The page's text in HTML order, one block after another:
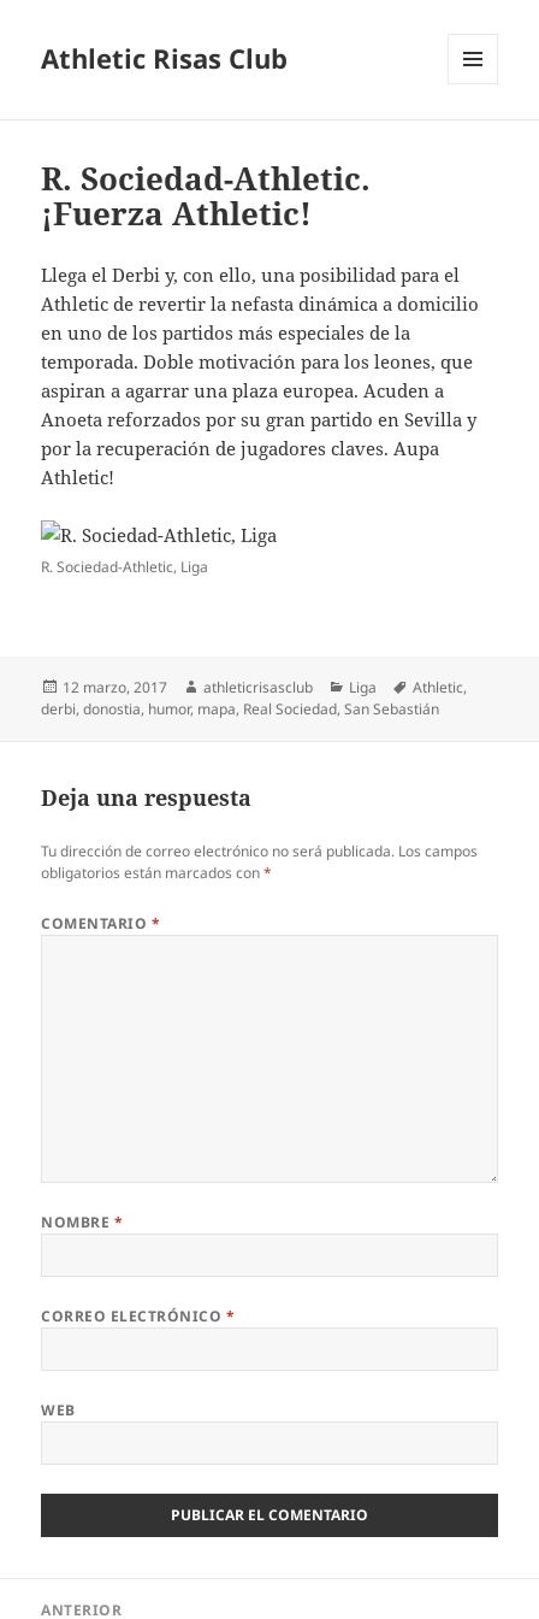
Athletic Risas Club
R. Sociedad-Athletic.
¡Fuerza Athletic!
Llega el Derbi y, con ello, una posibilidad para el
Athletic de revertir la nefasta dinámica a domicilio
en uno de los partidos más especiales de la
temporada. Doble motivación para los leones, que
aspiran a agarrar una plaza europea. Acuden a
Anoeta reforzados por su gran partido en Sevilla y
por la recuperación de jugadores claves. Aupa
Athletic!
R. Sociedad-Athletic, Liga
Publicado
el
12 marzo, 2017 Autor
athleticrisasclub Categorías
Liga Etiquetas
Athletic,
derbi,donostia, humor, mapa, Real Sociedad,San Sebastián
Deja una respuesta
Tu dirección de correo electrónico no será publicada. Los campos
obligatorios están marcados con*
COMENTARIO *
NOMBRE *
CORREO ELECTRÓNICO *
WEB
ANTERIOR